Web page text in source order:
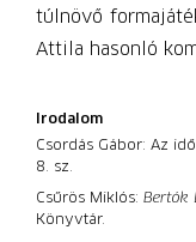
túlnövő
Attila hasonló
Irodalom
Csordás Gábor: Az
8. sz.
Csűrös Miklós: Bertók
Könyvtár.